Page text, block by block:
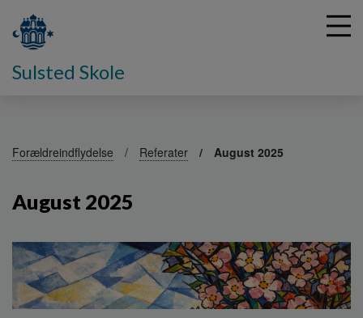
Sulsted Skole
Forældreindflydelse Referater August 2025
August 2025